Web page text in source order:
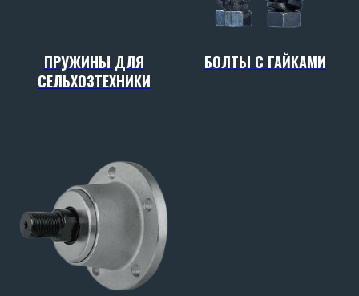
ПРУЖИНЫ ДЛЯ
СЕЛЬХОЗТЕХНИКИ
БОЛТЫ С ГАЙКАМИ